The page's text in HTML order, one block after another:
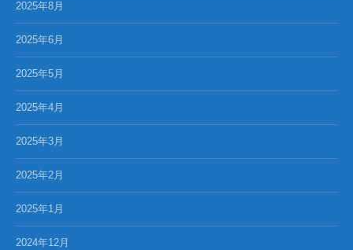
2025年8月
2025年6月
2025年5月
2025年4月
2025年3月
2025年2月
2025年1月
2024年12月